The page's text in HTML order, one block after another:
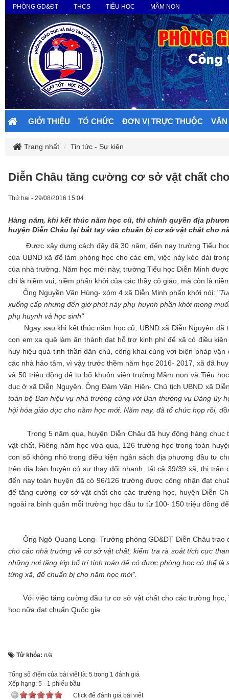
PHÒNG GD&ĐT THCS TIỂU HỌC MẦM NON
GIỚI THIỆU TỔ CHỨC ĐƠN VỊ TRỰC THUỘC
Trang nhất Tin tức - Sự kiện
Diễn Châu tăng cường cơ sở vật chất
Thứ hai - 29/08/2016 15:04
Hàng năm, khi kết thúc năm học cũ, thì chính quyền địa
huyện Diễn Châu lại bắt tay vào chuẩn bị cơ sở vật chất cho
Được xây dựng cách đây đã 30 năm, đến nay trường Tiểu học
của UBND xã để làm phòng học cho các em, việc này kéo dài
của nhà trường. Năm học mới này, trường Tiểu học Diễn Minh
chỉ là niềm vui, niềm phấn khởi của các thầy cô giáo, mà còn là
Ông Nguyền Văn Hùng- xóm 4 xã Diễn Minh phấn khởi nói: "
xuống cấp nhưng đến giờ phút này phụ huynh phần khởi mong
phụ huynh và học sinh"
Ngay sau khi kết thúc năm học cũ, UBND xã Diễn Nguyên đã
con em xa quê làm ăn thành đạt hỗ trợ kinh phí để xã có điều
huy hiệu quả tinh thần dân chủ, công khai cùng với biện pháp
các nhà hảo tâm, vì vậy trước thềm năm học 2016- 2017, xã đã
và 50 triệu đồng để tu bổ khuôn viên trường Mầm non và Tiểu
dục ở xã Diễn Nguyên. Ông Đàm Văn Hiên- Chủ tịch UBND xã
toàn bộ Ban hiệu vụ nhà trường cùng với Ban thường vụ Đảng ủy
hội hóa giáo dục cho năm học mới. Năm nay, đã tổ chức họp rồi,
Trong 5 năm qua, huyện Diễn Châu đã huy động hàng chục
vật chất, Riêng năm học vừa qua, 126 trường học trong toàn
con số không nhỏ trong điều kiện ngân sách địa phương đầu tư
trên địa bàn huyện có sự thay đổi nhanh. tất cả 39/39 xã, thị
đến nay toàn huyện đã có 96/126 trường được công nhận đạt
để tăng cường cơ sở vật chất cho các trường học, huyện Diễn
ngoài ra bình quân mỗi trường học đầu tư từ 100- 150 triệu đồng
Ông Ngô Quang Long- Trưởng phòng GD&ĐT Diễn Châu trao
cho các nhà trường về cơ sở vật chất, kiểm tra rà soát tích cực
những nơi tăng lớp bố trí tính toán để có được phòng học có thể
từng xã, để chuẩn bị cho năm học mới".
Với việc tăng cường đầu tư cơ sở vật chất cho các trường học,
học nữa đạt chuẩn Quốc gia.
Từ khóa: n/a
Tổng số điểm của bài viết là: 5 trong 1 đánh giá
Xếp hạng: 5 - 1 phiếu bầu
Click để đánh giá bài viết